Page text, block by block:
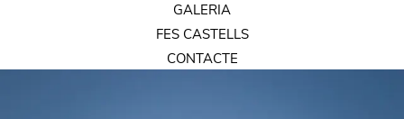
GALERIA
FES CASTELLS
CONTACTE